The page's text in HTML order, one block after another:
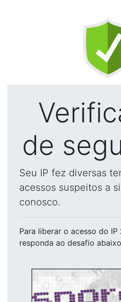
de
Seu IP fez diversas
acessos suspeitos a
conosco.
Para liberar o acesso do IP
responda ao desafio